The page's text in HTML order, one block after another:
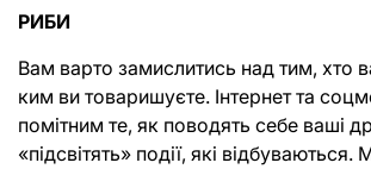
РИБИ
Вам варто замислитись над тим, хто
ким ви товаришуєте. Інтернет та
помітним те, як поводять себе ваші
«підсвітять» події, які відбуваються.